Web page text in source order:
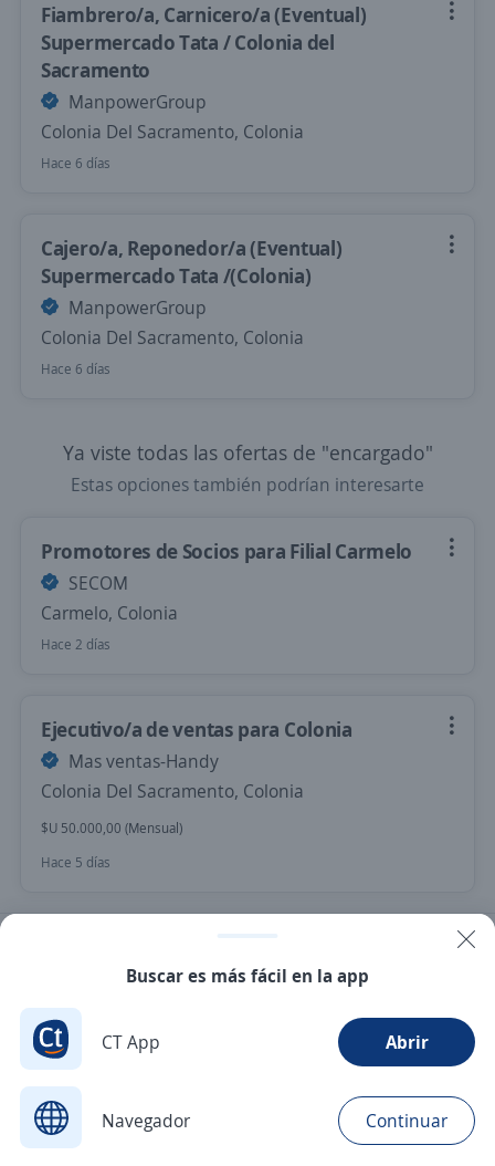
Fiambrero/a, Carnicero/a (Eventual)
Supermercado Tata / Colonia del
Sacramento
ManpowerGroup
Colonia Del Sacramento, Colonia
Hace 6 días
Cajero/a, Reponedor/a (Eventual)
Supermercado Tata /(Colonia)
ManpowerGroup
Colonia Del Sacramento, Colonia
Hace 6 días
Ya viste todas las ofertas de "encargado"
Estas opciones también podrían interesarte
Promotores de Socios para Filial Carmelo
SECOM
Carmelo, Colonia
Hace 2 días
Ejecutivo/a de ventas para Colonia
Mas ventas-Handy
Colonia Del Sacramento, Colonia
$U 50.000,00 (Mensual)
Hace 5 días
Avísame
Empleos similares
Gerente de local
Reponedor/a Ejecutivo/a comercial
Buscar es más fácil en la app
CT App Abrir
Navegador Continuar